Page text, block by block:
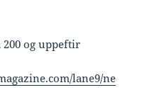
og uppeftir
lane9/ne